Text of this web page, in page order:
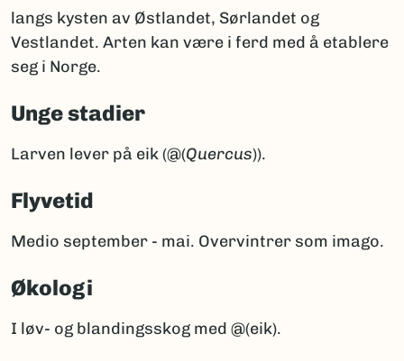
langs kysten av Østlandet, Sørlandet og
Vestlandet. Arten kan være i ferd med å etablere
seg i Norge.
Unge stadier
Larven lever på eik (@(Quercus)).
Flyvetid
Medio september - mai. Overvintrer som imago.
Økologi
I løv- og blandingsskog med @(eik).